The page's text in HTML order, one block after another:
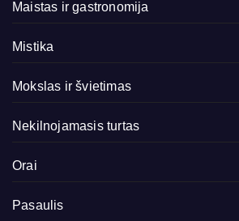
Maistas ir gastronomija
Mistika
Mokslas ir švietimas
Nekilnojamasis turtas
Orai
Pasaulis